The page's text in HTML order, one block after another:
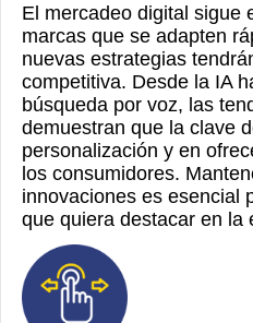
El mercadeo digital sigue
marcas que se adapten
nuevas estrategias
competitiva. Desde la IA
búsqueda por voz, las
demuestran que la clave
personalización y en
los consumidores.
innovaciones es esencial
que quiera destacar en la